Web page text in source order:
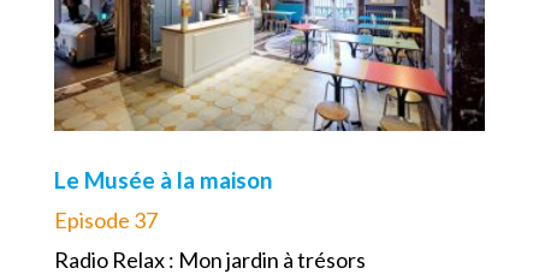
Le Musée à la maison
Episode 37
Radio Relax : Mon jardin à trésors